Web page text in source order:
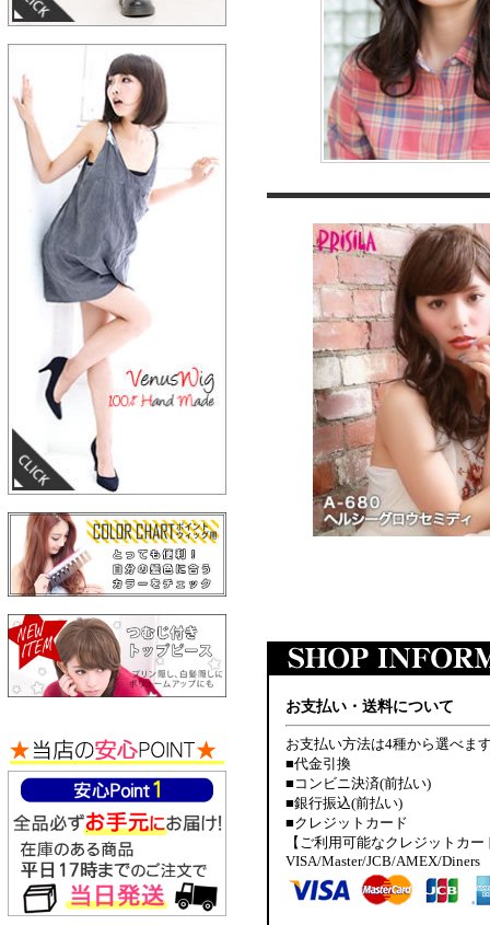
お支払い・送料について
お支払い方法は4種から選べま
■代金引換
■コンビニ決済(前払い)
■銀行振込(前払い)
■クレジットカード
【ご利用可能なクレジットカ
VISA/Master/JCB/AMEX/Diners